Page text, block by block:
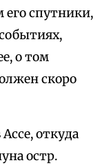
его спутники,
о том
скоро
откуда
остр.